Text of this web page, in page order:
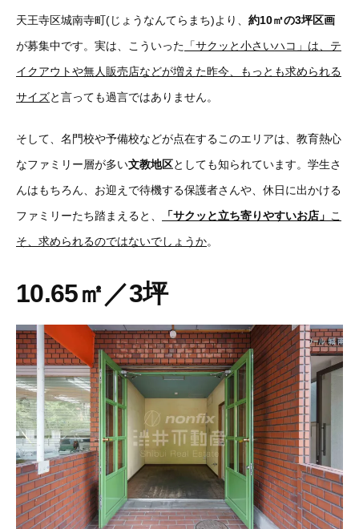
天王寺区城南寺町(じょうなんてらまち)より、 約10㎡の3坪区画
が募集中です。実は、こういった 「サクッと小さいハコ」は、テ
イクアウトや無人販売店などが増えた昨今、もっとも求められる
サイズと言っても過言ではありません。
そして、名門校や予備校などが点在するこのエリアは、教育熱心
なファミリー層が多い文教地区としても知られています。学生さ
んはもちろん、お迎えで待機する保護者さんや、休日に出かける
ファミリーたち踏まえると、
「サクッと立ち寄りやすいお店」 こ
そ、求められるのではないでしょうか。
10.65㎡／3坪